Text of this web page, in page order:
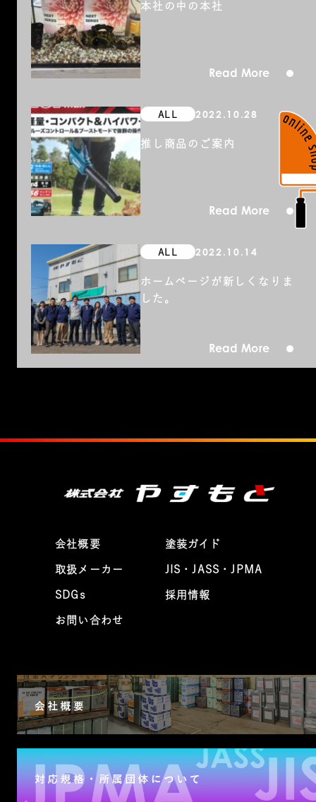
本社の中の本社
Read More
ALL 2022.10.28
推し商品のご案内
Read More
ALL 2022.10.14
ホームページが新しくなりま
した。
Read More
会社概要 塗装ガイド
取扱メーカー JIS・JASS・JPMA
SDGs 採用情報
お問い合わせ